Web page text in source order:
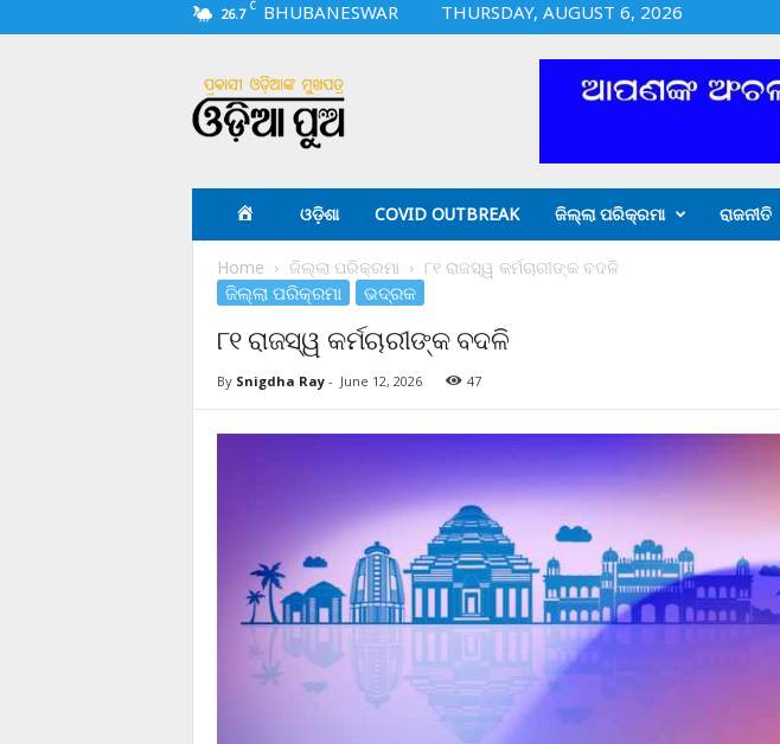
26.7 C BHUBANESWAR
THURSDAY, AUGUST 6, 2026
i
a
ଓଡ଼ିଶା COVID OUTBREAK ଜିଲ୍ଲା ପରିକ୍ରମା ରାଜନୀତି
Home ଜିଲ୍ଲା ପରିକ୍ରମା ୮୧ ରାଜସ୍ୱ କର୍ମଚାରୀଙ୍କ ବଦଳି
ଜିଲ୍ଲା ପରିକ୍ରମା ଭଦ୍ରକ
୮୧ ରାଜସ୍ୱ କର୍ମଚାରୀଙ୍କ ବଦଳି
By Snigdha Ray- June 12, 2026 47